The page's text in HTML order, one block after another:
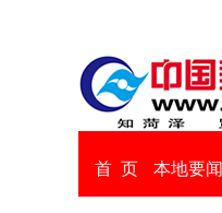
首 页 本地要闻